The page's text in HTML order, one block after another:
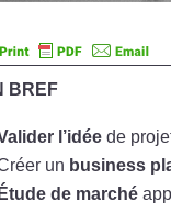
BREF
l’idée de
un business
Étude de marché